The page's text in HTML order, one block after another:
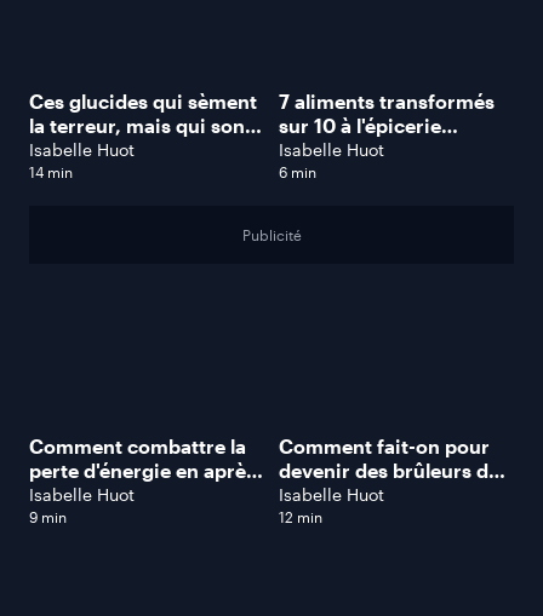
Ces glucides qui sèment
la terreur, mais qui sont
essentiels à notre santé
Isabelle Huot
14 min
7 aliments transformés
sur 10 à l'épicerie
seraient nocifs pour la
santé!
Isabelle Huot
6 min
Publicité
Comment combattre la
perte d'énergie en après-
midi?
Isabelle Huot
9 min
Comment fait-on pour
devenir des brûleurs de
lipides?
Isabelle Huot
12 min